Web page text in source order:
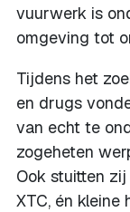
vuurwerk is
omgeving tot
Tijdens het
en drugs
van echt te
zogeheten
Ook stuitten
XTC, én kleine